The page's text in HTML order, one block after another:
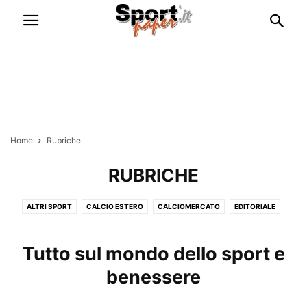
Home Rubriche
RUBRICHE
ALTRI SPORT CALCIO ESTERO CALCIOMERCATO EDITORIALE
Tutto sul mondo dello sport e
benessere